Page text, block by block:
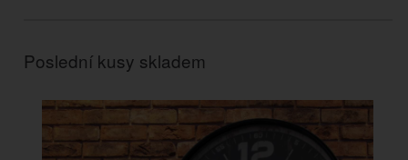
Poslední kusy skladem